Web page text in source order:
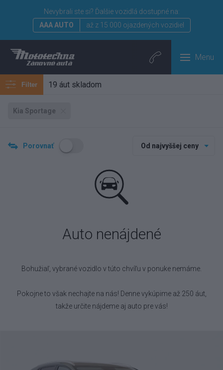
Nevybrali ste si? Ďalšie vozidlá dostupné na:
AAA AUTO
až z 15 000 ojazdených vozidiel
Menu
Filter 19 áut skladom
Kia Sportage
Porovnať Od najvyššej ceny
Auto nenájdené
Bohužiaľ, vybrané vozidlo v túto chvíľu v ponuke nemáme.
Pokojne to však nechajte na nás! Denne vykúpime až 250 áut,
takže určite nájdeme aj auto pre vás!